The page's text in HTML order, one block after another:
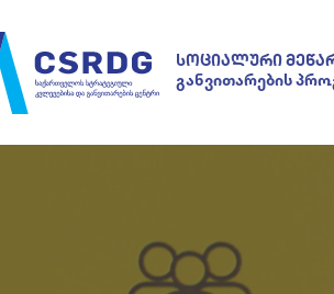
ᲡᲝᲪᲘᲐᲚᲣᲠᲘ
განვითარების